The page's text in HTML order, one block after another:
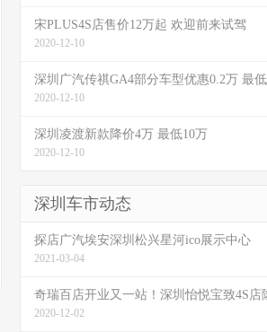
宋PLUS4S店售价12万起 欢迎前来试驾
2020-12-10
深圳广汽传祺GA4部分车型优惠0.2万 最
2020-12-10
深圳凌渡新款降价4万 最低10万
2020-12-10
深圳车市动态
探店广汽埃安深圳松兴星河ico展示中心
2021-03-04
奇瑞百店开业又一站！深圳怡悦宝致4S店
2020-12-02